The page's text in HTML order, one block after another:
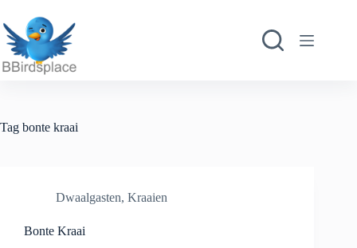
naar
de
inhoud
Tag bonte kraai
Dwaalgasten, Kraaien
Bonte Kraai